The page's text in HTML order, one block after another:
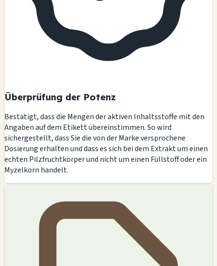
Überprüfung der Potenz
Bestätigt, dass die Mengen der aktiven Inhaltsstoffe mit den
Angaben auf dem Etikett übereinstimmen. So wird
sichergestellt, dass Sie die von der Marke versprochene
Dosierung erhalten und dass es sich bei dem Extrakt um einen
echten Pilzfruchtkörper und nicht um einen Füllstoff oder ein
Myzelkorn handelt.